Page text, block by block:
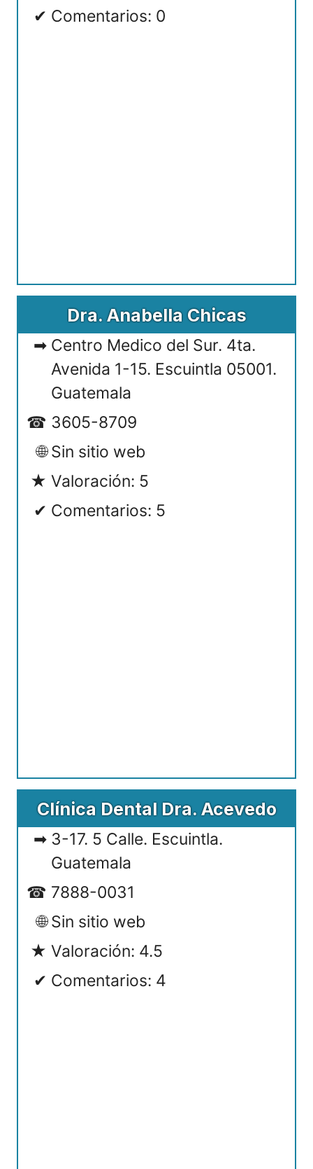
Comentarios: 0
Dra. Anabella Chicas
Centro Medico del Sur. 4ta.
Avenida 1-15. Escuintla 05001.
Guatemala
3605-8709
Sin sitio web
Valoración: 5
Comentarios: 5
Clínica Dental Dra. Acevedo
3-17. 5 Calle. Escuintla.
Guatemala
7888-0031
Sin sitio web
Valoración: 4.5
Comentarios: 4